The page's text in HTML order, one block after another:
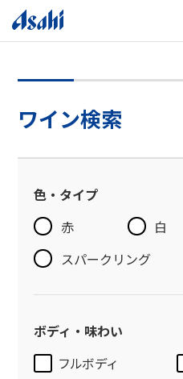
ワイン検索
色・タイプ
赤
白
スパークリング
ボディ・味わい
フルボディ